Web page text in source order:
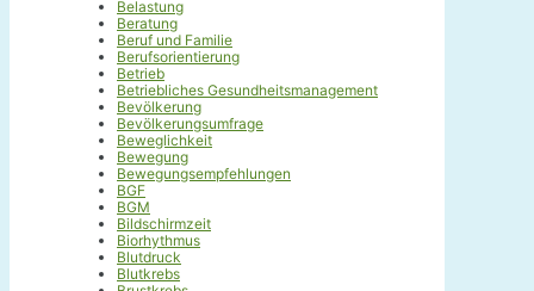
Belastung
Beratung
Beruf und Familie
Berufsorientierung
Betrieb
Betriebliches Gesundheitsmanagement
Bevölkerung
Bevölkerungsumfrage
Beweglichkeit
Bewegung
Bewegungsempfehlungen
BGF
BGM
Bildschirmzeit
Biorhythmus
Blutdruck
Blutkrebs